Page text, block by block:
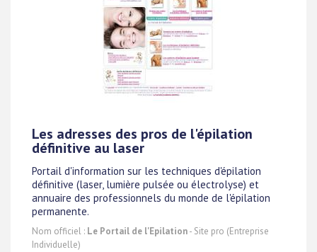
Les adresses des pros de l'épilation
définitive au laser
Portail d'information sur les techniques d'épilation
définitive (laser, lumière pulsée ou électrolyse) et
annuaire des professionnels du monde de l'épilation
permanente.
Nom officiel : Le Portail de l'Epilation- Site pro (Entreprise
Individuelle)